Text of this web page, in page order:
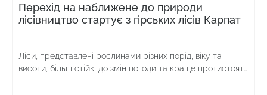
Перехід на наближене до природи
лісівництво стартує з гірських лісів Карпат
Ліси, представлені рослинами різних порід, віку та
висоти, більш стійкі до змін погоди та краще протистоять